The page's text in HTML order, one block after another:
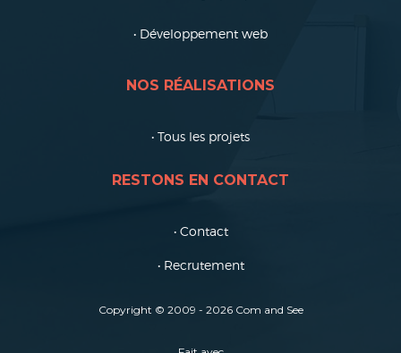
• Développement web
NOS RÉALISATIONS
• Tous les projets
RESTONS EN CONTACT
• Contact
• Recrutement
Copyright © 2009 - 2026Com and See